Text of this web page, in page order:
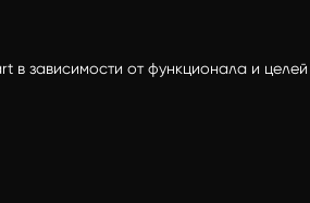
в зависимости от функционала и целей